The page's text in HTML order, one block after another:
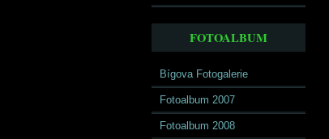
FOTOALBUM
Bígova Fotogalerie
Fotoalbum 2007
Fotoalbum 2008